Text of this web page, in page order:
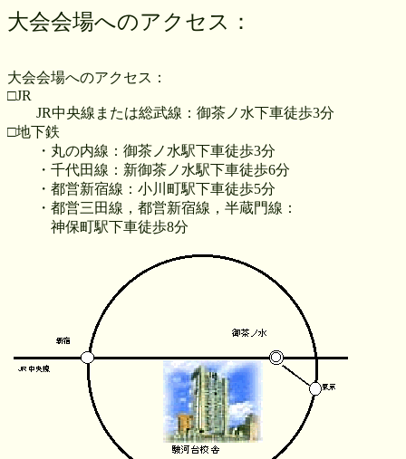
大会会場へのアクセス：
大会会場へのアクセス：
□JR
JR中央線または総武線：御茶ノ水下車徒歩3分
□地下鉄
・丸の内線：御茶ノ水駅下車徒歩3分
・千代田線：新御茶ノ水駅下車徒歩6分
・都営新宿線：小川町駅下車徒歩5分
・都営三田線，都営新宿線，半蔵門線：
神保町駅下車徒歩8分